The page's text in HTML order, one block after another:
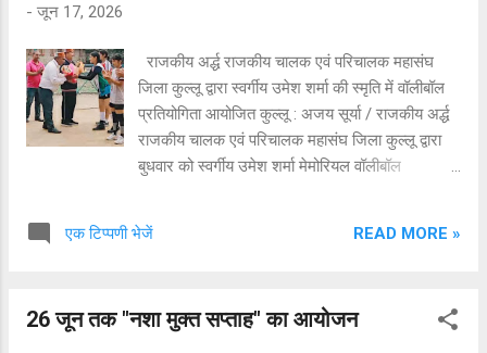
एवं आयुर्वेद विभाग के संयुक्त तत्वावधान में किया जाएगा।
कार्यक्रम के सुचारू संचालन के लिए एक दिन पूर्व ही
ढालपुर मैदान में आवश्यक तैयारियां शुरू कर दी जाएंगी,
ताकि प्रतिभागियों को...
- जून 17, 2026
राजकीय अर्द्ध राजकीय चालक एवं परिचालक महासंघ
जिला कुल्लू द्वारा स्वर्गीय उमेश शर्मा की स्मृति में वॉलीबॉल
प्रतियोगिता आयोजित कुल्लू : अजय सूर्या / राजकीय अर्द्ध
राजकीय चालक एवं परिचालक महासंघ जिला कुल्लू द्वारा
बुधवार को स्वर्गीय उमेश शर्मा मेमोरियल वॉलीबॉल
महासंघ के प्रदेश अध्यक्ष रहे थे और उनकी स्मृति में पिछले
महिला वर्ग की विभिन्न टीमों ने उत्साहपूर्वक भाग लिया।
एक टिप्पणी भेजें READ MORE »
26 जून तक "नशा मुक्त सप्ताह" का आयोजन